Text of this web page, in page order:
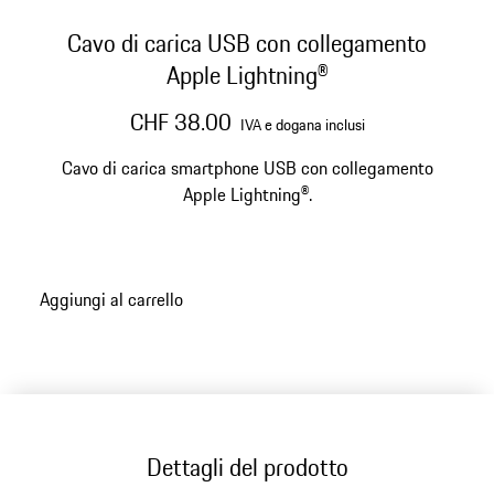
Cavo di carica USB con collegamento
Apple Lightning®
CHF 38.00 IVA e dogana inclusi
Cavo di carica smartphone USB con collegamento
Apple Lightning®.
Aggiungi al carrello
Dettagli del prodotto